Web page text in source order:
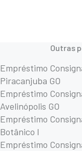
Outras
Empréstimo
Piracanjuba GO
Empréstimo
Avelinópolis GO
Empréstimo
Botânico I
Empréstimo